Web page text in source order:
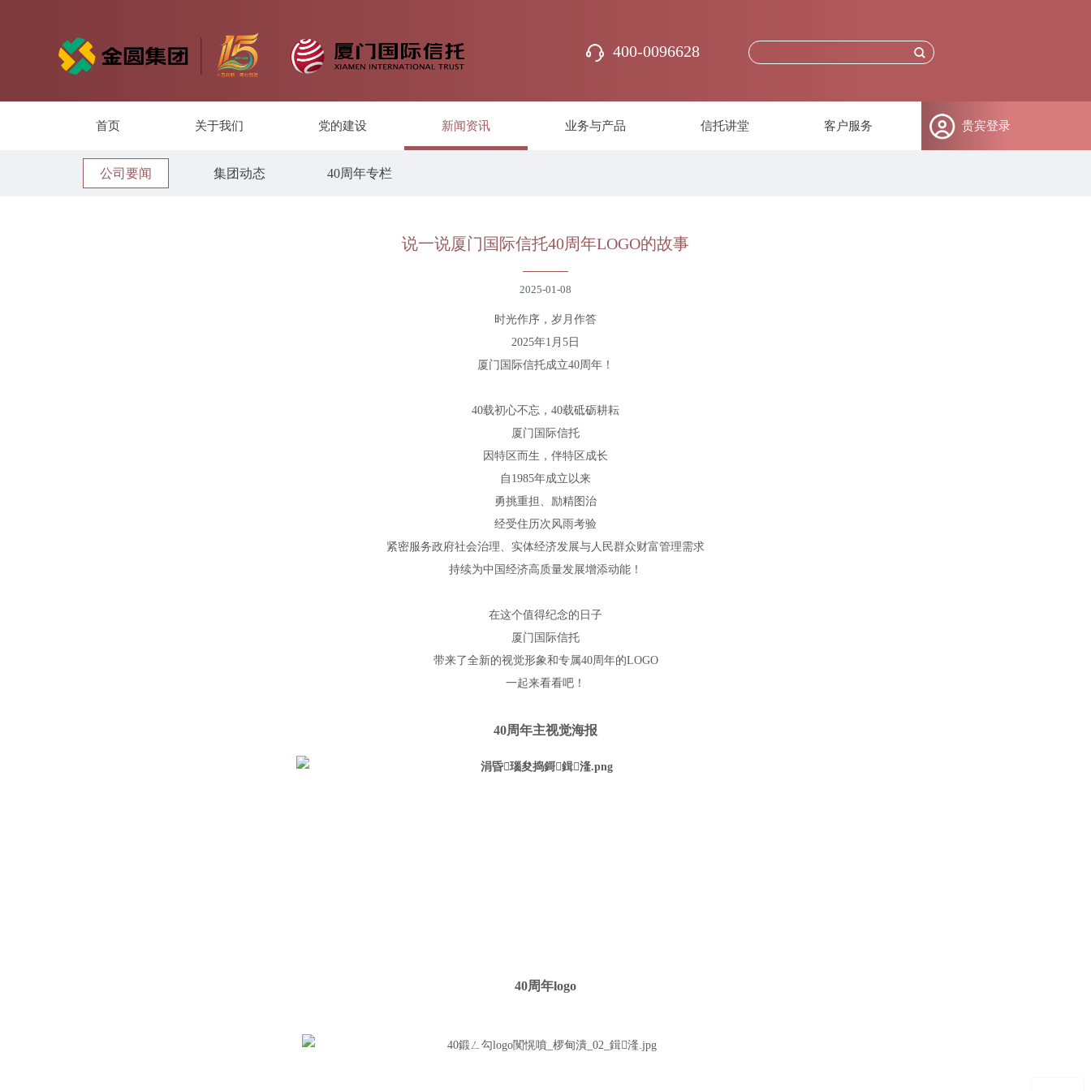
400-0096628
首页 关于我们 党的建设 新闻资讯 业务与产品 信托讲堂 客户服务 贵宾登录
公司要闻 集团动态 40周年专栏
说一说厦门国际信托40周年LOGO的故事
2025-01-08
时光作序，岁月作答
2025年1月5日
厦门国际信托成立40周年！
40载初心不忘，40载砥砺耕耘
厦门国际信托
因特区而生，伴特区成长
自1985年成立以来
勇挑重担、励精图治
经受住历次风雨考验
紧密服务政府社会治理、实体经济发展与人民群众财富管理需求
持续为中国经济高质量发展增添动能！
在这个值得纪念的日子
厦门国际信托
带来了全新的视觉形象和专属40周年的LOGO
一起来看看吧！
40周年主视觉海报
40周年logo